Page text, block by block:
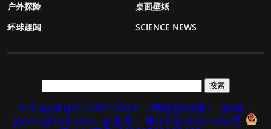
户外探险
桌面壁纸
环球趣闻
SCIENCE NEWS
© CopyRight 2007-2023 《神秘的地球》
邮箱：
yy525@163.com 备案号：粤ICP备06021002号